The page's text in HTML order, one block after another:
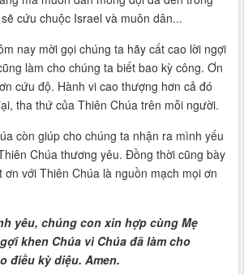
cứu chuộc Israel và muôn dân...
nay mời gọi chúng ta hãy cất cao lời ngợi
làm cho chúng ta biết bao kỳ công. Ơn
cứu độ. Hành vi cao thượng hơn cả đó
tha thứ của Thiên Chúa trên mỗi người.
còn giúp cho chúng ta nhận ra mình yếu
Chúa thương yêu. Đồng thời cũng bày
ơn với Thiên Chúa là nguồn mạch mọi ơn
yêu, chúng con xin hợp cùng Mẹ
khen Chúa vì Chúa đã làm cho
điều kỳ diệu. Amen.